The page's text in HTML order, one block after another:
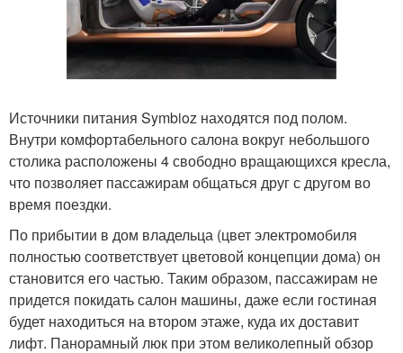
Источники питания Symbioz находятся под полом.
Внутри комфортабельного салона вокруг небольшого
столика расположены 4 свободно вращающихся кресла,
что позволяет пассажирам общаться друг с другом во
время поездки.
По прибытии в дом владельца (цвет электромобиля
полностью соответствует цветовой концепции дома) он
становится его частью. Таким образом, пассажирам не
придется покидать салон машины, даже если гостиная
будет находиться на втором этаже, куда их доставит
лифт. Панорамный люк при этом великолепный обзор